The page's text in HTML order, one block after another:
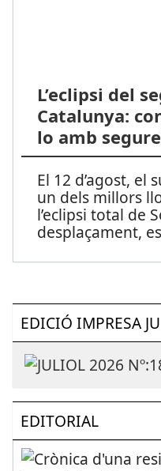
L’eclipsi del
Catalunya:
lo amb
El 12 d’agost, el
un dels millors
l’eclipsi total de
desplaçament,
EDICIÓ IMPRESA
EDITORIAL